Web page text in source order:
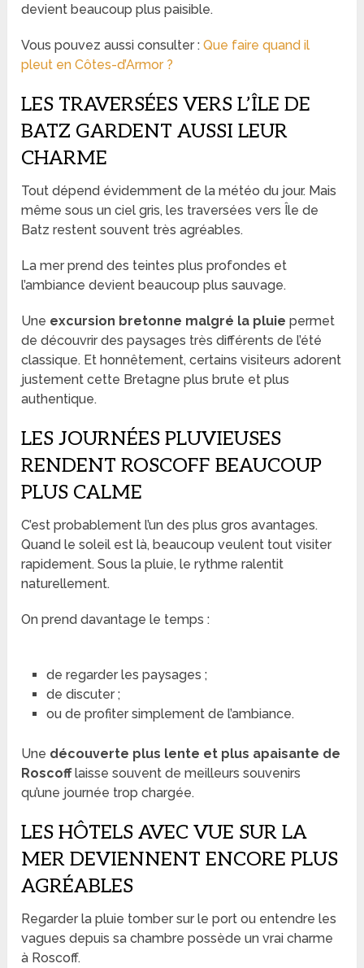
devient beaucoup plus paisible.
Vous pouvez aussi consulter :Que faire quand il
pleut en Côtes-d’Armor ?
LES TRAVERSÉES VERS L’ÎLE DE
BATZ GARDENT AUSSI LEUR
CHARME
Tout dépend évidemment de la météo du jour. Mais
même sous un ciel gris, les traversées vers Île de
Batz restent souvent très agréables.
La mer prend des teintes plus profondes et
l’ambiance devient beaucoup plus sauvage.
Une excursion bretonne malgré la pluie permet
de découvrir des paysages très différents de l’été
classique. Et honnêtement, certains visiteurs adorent
justement cette Bretagne plus brute et plus
authentique.
LES JOURNÉES PLUVIEUSES
RENDENT ROSCOFF BEAUCOUP
PLUS CALME
C’est probablement l’un des plus gros avantages.
Quand le soleil est là, beaucoup veulent tout visiter
rapidement. Sous la pluie, le rythme ralentit
naturellement.
On prend davantage le temps :
de regarder les paysages ;
de discuter ;
ou de profiter simplement de l’ambiance.
Une découverte plus lente et plus apaisante de
Roscofflaisse souvent de meilleurs souvenirs
qu’une journée trop chargée.
LES HÔTELS AVEC VUE SUR LA
MER DEVIENNENT ENCORE PLUS
AGRÉABLES
Regarder la pluie tomber sur le port ou entendre les
vagues depuis sa chambre possède un vrai charme
à Roscoff.